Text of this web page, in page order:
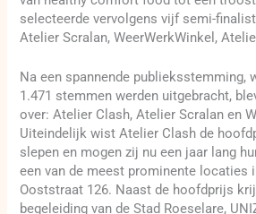
selecteerde vervolgens vijf semi-
Atelier Scralan, WeerWerkWinkel,
Na een spannende publieksstemming,
1.471 stemmen werden uitgebracht,
over: Atelier Clash, Atelier Scralan en
Uiteindelijk wist Atelier Clash de
slepen en mogen zij nu een jaar lang
een van de meest prominente locaties
Ooststraat 126. Naast de hoofdprijs
begeleiding van de Stad Roeselare,